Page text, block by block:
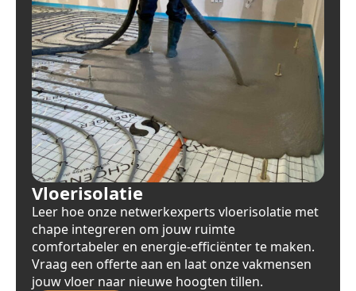
Vloerisolatie
Leer hoe onze netwerkexperts vloerisolatie met
chape integreren om jouw ruimte
comfortabeler en energie-efficiënter te maken.
Vraag een offerte aan en laat onze vakmensen
jouw vloer naar nieuwe hoogten tillen.